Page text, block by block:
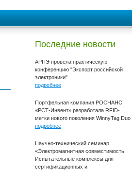
Последние новости
АРПЭ провела практическую
конференцию "Экспорт российской
электроники"
подробнее
Портфельная компания РОСНАНО
«РСТ-Инвент» разработала RFID-
метки нового поколения WinnyTag Duo
подробнее
Научно-технический семинар
«Электромагнитная совместимость.
Испытательные комплексы для
сертификационных и